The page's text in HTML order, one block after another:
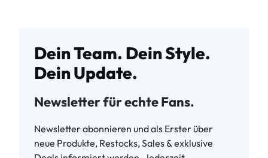
Dein Team. Dein Style.
Dein Update.
Newsletter für echte Fans.
Newsletter abonnieren und als Erster über
neue Produkte, Restocks, Sales & exklusive